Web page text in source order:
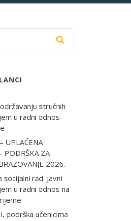
stručnih
u radni odnos
UPLAĆENA
PODRŠKA ZA
2026.
socijalni rad: Javni
u radni odnos na
podrška učenicima